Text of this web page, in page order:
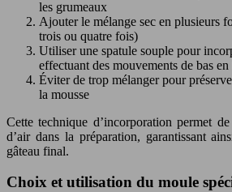
les grumeaux
Ajouter le mélange sec en plusieurs
trois ou quatre fois)
Utiliser une spatule souple pour
effectuant des mouvements de bas en
Éviter de trop mélanger pour
la mousse
Cette technique d’incorporation permet
d’air dans la préparation, garantissant
gâteau final.
Choix et utilisation du moule